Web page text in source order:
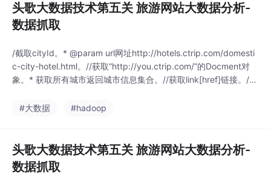
头歌大数据技术第五关 旅游网站大数据分析-
数据抓取
/截取cityId。* @param url网址http://hotels.ctrip.com/domesti
c-city-hotel.html。//获取“http://you.ctrip.com/”的Docment对
象。* 获取所有城市返回城市信息集合。//获取link[href]链接。//
#大数据
#hadoop
头歌大数据技术第五关 旅游网站大数据分析-
数据抓取